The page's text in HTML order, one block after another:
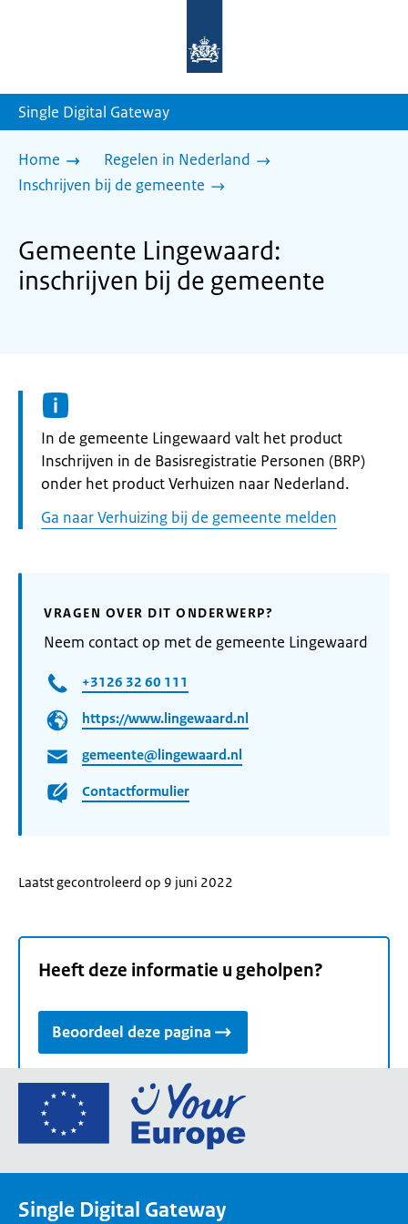
homepage
Single Digital Gateway
Home
Regelen in Nederland
Inschrijven bij de gemeente
Gemeente Lingewaard:
inschrijven bij de gemeente
Informatie:
In de gemeente Lingewaard valt het product
Inschrijven in de Basisregistratie Personen (BRP)
onder het product Verhuizen naar Nederland.
Ga naar Verhuizing bij de gemeente melden
VRAGEN OVER DIT ONDERWERP?
Neem contact op met de gemeente Lingewaard
+3126 32 60 111
https://www.lingewaard.nl
gemeente@lingewaard.nl
Contactformulier
Laatst gecontroleerd op 9 juni 2022
Heeft deze informatie u geholpen?
Beoordeel deze pagina
Ga
de
Single Digital Gateway